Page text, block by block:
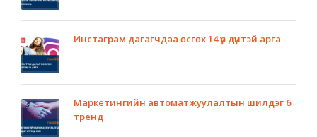
Инстаграм дагагчдаа өсгөх 14 үр дүнтэй арга
Маркетингийн автоматжуулалтын шилдэг 6
тренд